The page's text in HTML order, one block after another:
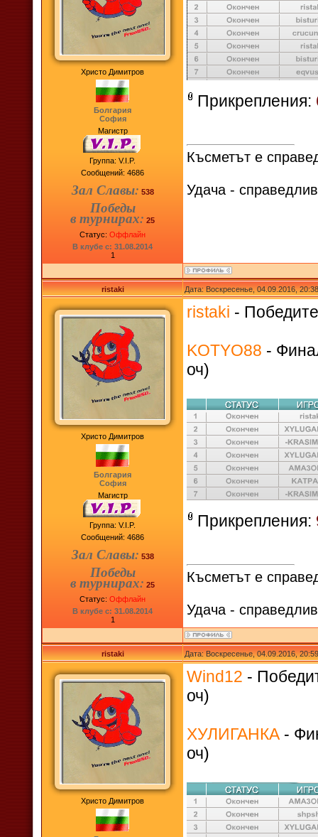
Христо Димитров
Болгария
София
Магистр
Группа: V.I.P.
Сообщений: 4686
Зал Славы: 538
Победы
в турнирах: 25
Статус: Оффлайн
В клубе с: 31.08.2014
1
Прикрепления:
Късметът е
Удача -
ristaki Дата: Воскресенье, 04.09.2016,
Христо Димитров
Болгария
София
Магистр
Группа: V.I.P.
Сообщений: 4686
Зал Славы: 538
Победы
в турнирах: 25
Статус: Оффлайн
В клубе с: 31.08.2014
1
ristaki -
KOTYO88 -
оч)
Прикрепления:
Късметът е
Удача -
ristaki Дата: Воскресенье, 04.09.2016,
Христо Димитров
Wind12 -
оч)
ХУЛИГАНКА -
оч)